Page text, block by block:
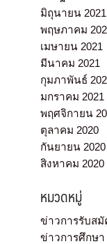
มิถุนายน 2021
พฤษภาคม
เมษายน 2021
มีนาคม 2021
กุมภาพันธ์
มกราคม 2021
พฤศจิกายน
ตุลาคม 2020
กันยายน 2020
สิงหาคม 2020
หมวดหมู่
ข่าวการรับส
ข่าวการศึกษา